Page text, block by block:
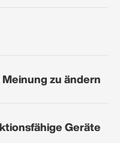
zu ändern
Geräte